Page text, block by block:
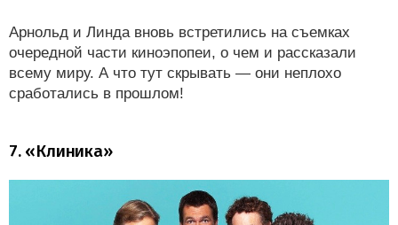
Арнольд и Линда вновь встретились на съемках
очередной части киноэпопеи, о чем и рассказали
всему миру. А что тут скрывать — они неплохо
сработались в прошлом!
7. «Клиника»